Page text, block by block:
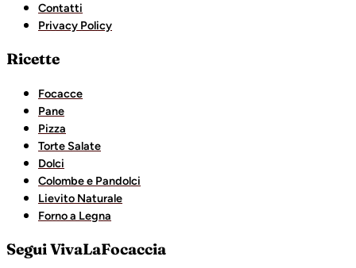
Contatti
Privacy Policy
Ricette
Focacce
Pane
Pizza
Torte Salate
Dolci
Colombe e Pandolci
Lievito Naturale
Forno a Legna
Segui VivaLaFocaccia